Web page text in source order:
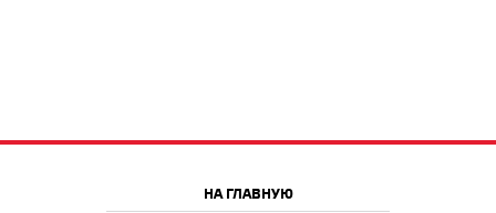
НА ГЛАВНУЮ